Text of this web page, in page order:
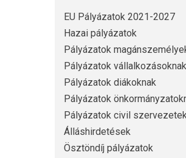
EU Pályázatok 2021-2027
Hazai pályázatok
Pályázatok
Pályázatok vállalkozásoknak
Pályázatok diákoknak
Pályázatok
Pályázatok civil
Álláshirdetések
Ösztöndíj pályázatok